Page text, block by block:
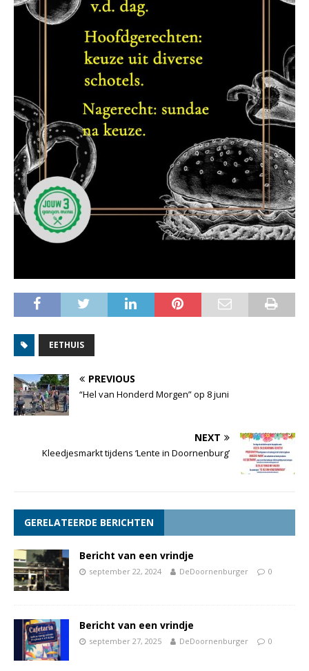
EETHUIS
PREVIOUS
“Hel van Honderd Morgen” op 8 juni
NEXT
Kleedjesmarkt tijdens ‘Lente in Doornenburg’
GERELATEERDE BERICHTEN
Bericht van een vrindje
september 22, 2024 DeDoornenburger 0
Bericht van een vrindje
september 27, 2025 DeDoornenburger 0